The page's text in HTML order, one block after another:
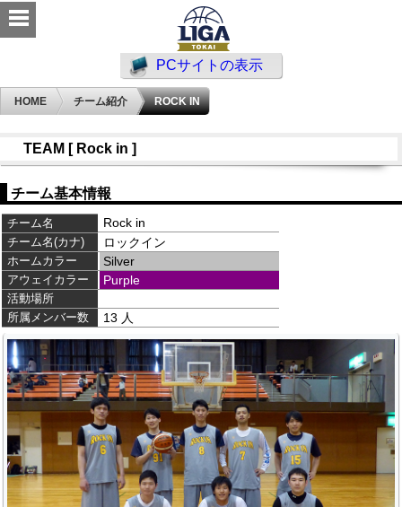
PCサイトの表示
HOME チーム紹介 ROCK IN
TEAM [ Rock in ]
チーム基本情報
チーム名 Rock in
チーム名(カナ) ロックイン
ホームカラー Silver
アウェイカラー Purple
活動場所
所属メンバー数
13 人